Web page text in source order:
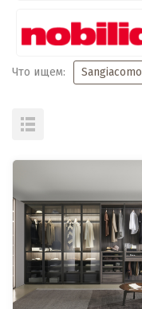
Что ищем: Sangiacomo